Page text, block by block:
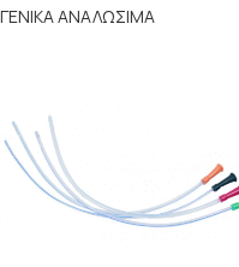
ΓΕΝΙΚΑ ΑΝΑΛΩΣΙΜΑ